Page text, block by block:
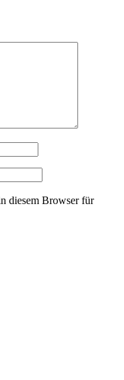
diesem Browser für